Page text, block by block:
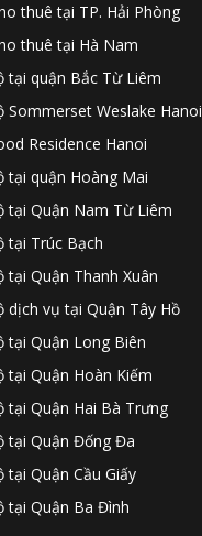
thuê tại TP. Hải Phòng
thuê tại Hà Nam
tại quận Bắc Từ Liêm
Sommerset Weslake Hanoi
Residence Hanoi
tại quận Hoàng Mai
tại Quận Nam Từ Liêm
tại Trúc Bạch
tại Quận Thanh Xuân
dịch vụ tại Quận Tây Hồ
tại Quận Long Biên
tại Quận Hoàn Kiếm
tại Quận Hai Bà Trưng
tại Quận Đống Đa
tại Quận Cầu Giấy
tại Quận Ba Đình